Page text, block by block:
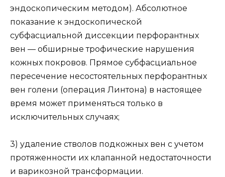
эндоскопическим методом). Абсолютное
показание к эндоскопической
субфасциальной диссекции перфорантных
вен — обширные трофические нарушения
кожных покровов. Прямое субфасциальное
пересечение несостоятельных перфорантных
вен голени (операция Линтона) в настоящее
время может применяться только в
исключительных случаях;
3) удаление стволов подкожных вен с учетом
протяженности их клапанной недостаточности
и варикозной трансформации.